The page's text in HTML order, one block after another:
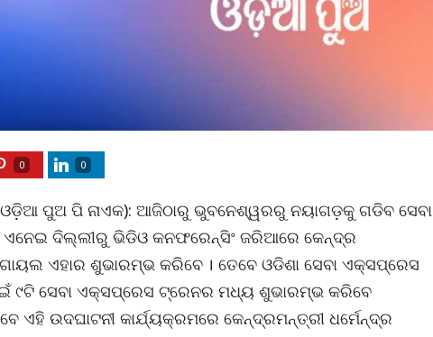
0 0
ପୁଅ ପି ନାଏକ): ଆଜିଠାରୁ ଭୁବନେଶ୍ୱରରୁ ନୟାଗଡ଼କୁ ଗଡିବ ସେବା
ଏନେଇ ଦିଲ୍ଲୀରୁ ଭିଡିଓ କନଫରେନ୍ସିଂ ଜରିଆରେ କେନ୍ଦ୍ର
ଏହାର ଶୁଭାରମ୍ଭ କରିବେ । ତେବେ ଓଡିଶା ସେବା ଏକ୍ସପ୍ରେସ
୯ଟି ସେବା ଏକ୍ସପ୍ରେସ ଟ୍ରେନର ମଧ୍ୟ ଶୁଭାରମ୍ଭ କରିବେ
ଏହି ଉଦଘାଟନୀ କାର୍ଯ୍ୟକ୍ରମରେ କେନ୍ଦ୍ରମନ୍ତ୍ରୀ ଧର୍ମେନ୍ଦ୍ର